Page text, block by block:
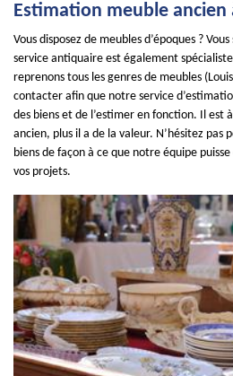
Estimation meuble ancien
Vous disposez de meubles d’époques ?
service antiquaire est également
reprenons tous les genres de meubles
contacter afin que notre service
des biens et de l’estimer en fonction. Il est
ancien, plus il a de la valeur. N’hésitez pas
biens de façon à ce que notre équipe
vos projets.